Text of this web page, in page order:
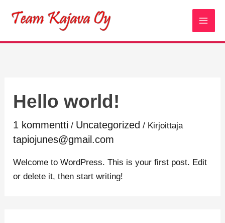
sisältöön
Hello world!
1 kommentti / Uncategorized / Kirjoittaja
tapiojunes@gmail.com
Welcome to WordPress. This is your first post. Edit
or delete it, then start writing!